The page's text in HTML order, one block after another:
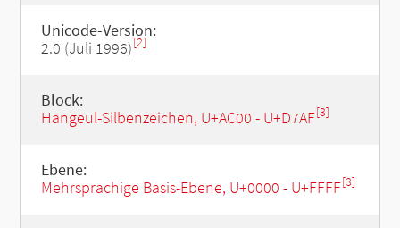
Unicode-Version:
2.0 (Juli 1996)[2]
Block:
Hangeul-Silbenzeichen, U+AC00 - U+D7AF[3]
Ebene:
Mehrsprachige Basis-Ebene, U+0000 - U+FFFF[3]